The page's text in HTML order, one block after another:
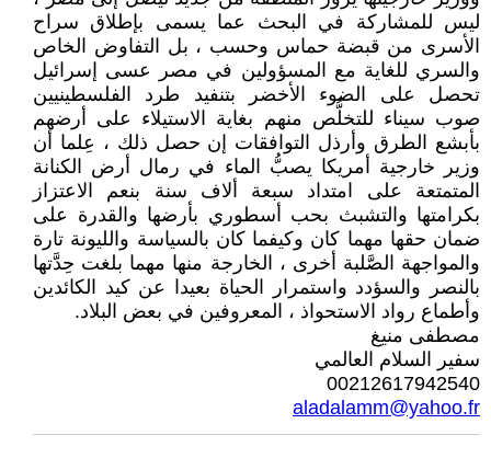
ليس للمشاركة في البحث عما يسمى بإطلاق سراح
الأسرى من قبضة حماس وحسب ، بل التفاوض الخاص
والسري للغاية مع المسؤولين في مصر عسى إسرائيل
تحصل على الضوء الأخضر بتنفيد طرد الفلسطينيين
صوب سيناء للتخلُّص منهم بغاية الاستيلاء على أرضهم
بأبشع الطرق وأرذل التوافقات إن حصل ذلك ، عِلما أن
وزير خارجية أمريكا يصبُّ الماء في رمال أرض الكنانة
المتمتعة على امتداد سبعة ألاف سنة بنعم الاعتزاز
بكرامتها والتشبث بحب أسطوري بأرضها والقدرة على
ضمان حقها مهما كان وكيفما كان بالسياسة والليونة تارة
والمواجهة الصَّلبة أخرى ، الخارجة منها مهما بلغت حِدَّتها
بالنصر والسؤدد واستمرار الحياة بعيدا عن كيد الكائدين
وأطماع رواد الاستحواذ ، المعروفين في بعض البلاد.
مصطفى منيغ
سفير السلام العالمي
00212617942540
aladalamm@yahoo.fr